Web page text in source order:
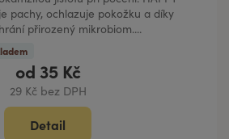
pachy, ochlazuje pokožku a díky
přirozený mikrobiom....
od 35 Kč
29 Kč bez DPH
Detail